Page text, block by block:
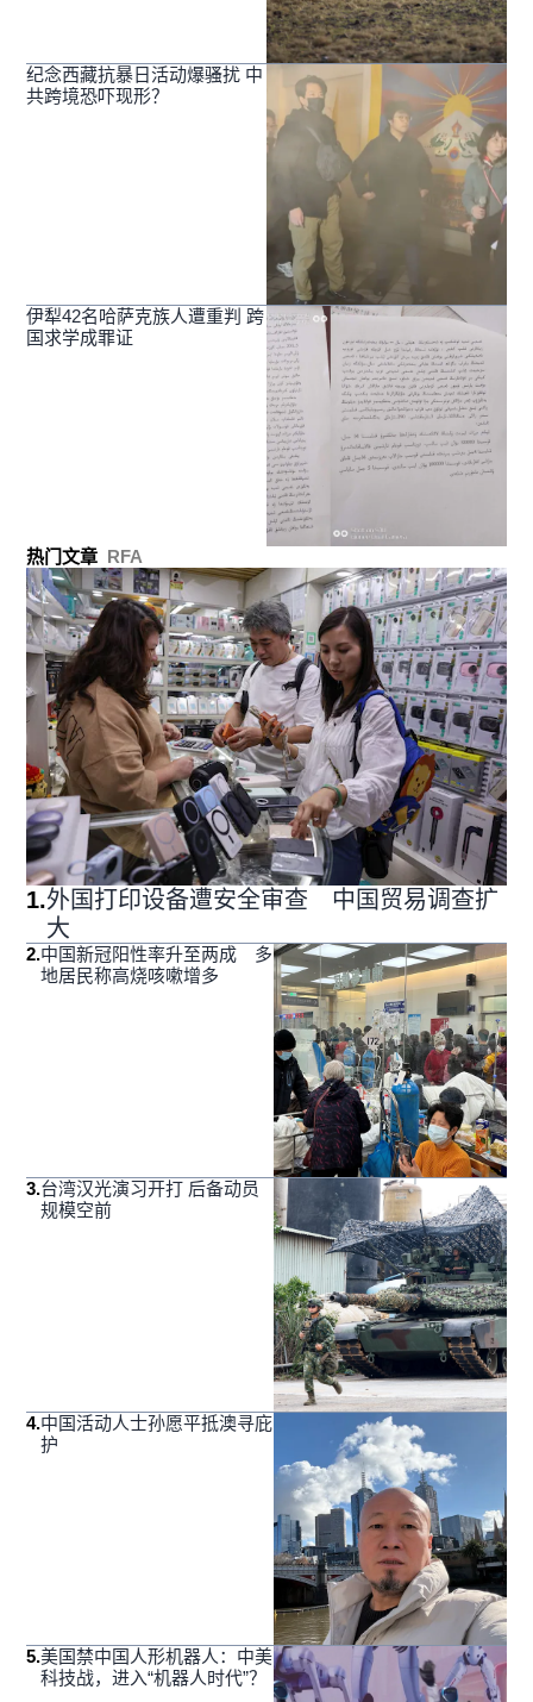
纪念西藏抗暴日活动爆骚扰 中
共跨境恐吓现形？
伊犁42名哈萨克族人遭重判 跨
国求学成罪证
热门文章 RFA
1.外国打印设备遭安全审查 中国贸易调查扩
大
2.中国新冠阳性率升至两成 多
地居民称高烧咳嗽增多
3.台湾汉光演习开打 后备动员
规模空前
4.中国活动人士孙愿平抵澳寻庇
护
5.美国禁中国人形机器人：中美
科技战，进入“机器人时代”？